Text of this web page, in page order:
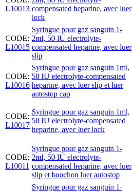
L10013 compensated heparine, avec luer
lock
CODE:
L10015
Syringue pour gaz sanguin 1-
2ml, 50 IU electrolyte-
compensated heparine, avec luer
slip
CODE:
L10016
Syringue pour gaz sanguin 1ml,
50 IU electrolyte-compensated
heparine, avec luer slip et luer
autostop cap
CODE:
L10017
Syringue pour gaz sanguin 1ml,
50 IU electrolyte-compensated
heparine, avec luer lock
CODE:
L10011
Syringue pour gaz sanguin 1-
2ml, 50 IU electrolyte-
compensated heparine, avec luer
slip et bouchon luer autostop
Syringue pour gaz sanguin 1-